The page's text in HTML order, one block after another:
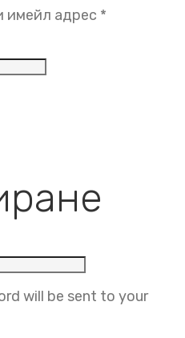
имейл адрес *
will be sent to your